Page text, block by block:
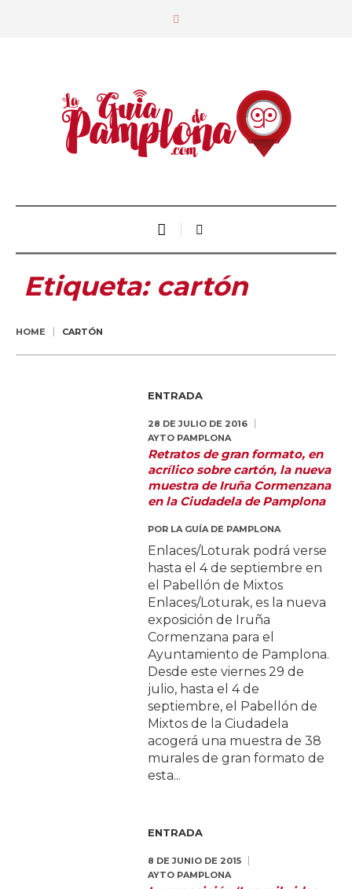
Etiqueta: cartón
HOME CARTÓN
ENTRADA
28 DE JULIO DE 2016
AYTO PAMPLONA
Retratos de gran formato, en
acrílico sobre cartón, la nueva
muestra de Iruña Cormenzana
en la Ciudadela de Pamplona
POR LA GUÍA DE PAMPLONA
Enlaces/Loturak podrá verse
hasta el 4 de septiembre en
el Pabellón de Mixtos
Enlaces/Loturak, es la nueva
exposición de Iruña
Cormenzana para el
Ayuntamiento de Pamplona.
Desde este viernes 29 de
julio, hasta el 4 de
septiembre, el Pabellón de
Mixtos de la Ciudadela
acogerá una muestra de 38
murales de gran formato de
esta...
ENTRADA
8 DE JUNIO DE 2015
AYTO PAMPLONA